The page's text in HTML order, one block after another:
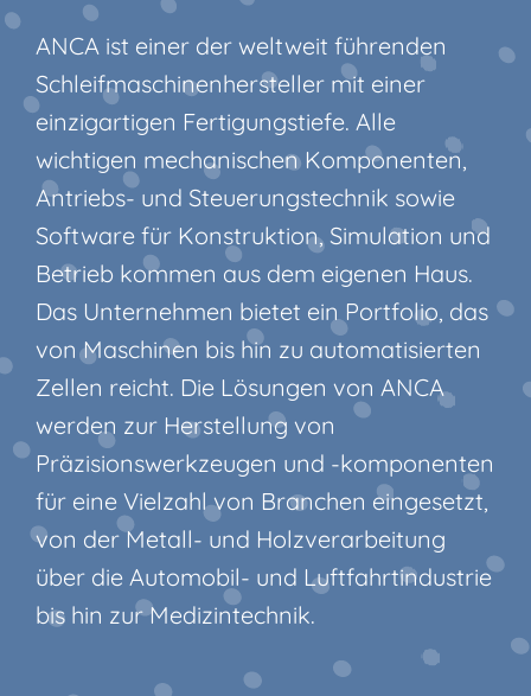
ANCA ist einer der weltweit führenden
Schleifmaschinenhersteller mit einer
einzigartigen Fertigungstiefe. Alle
wichtigen mechanischen Komponenten,
Antriebs- und Steuerungstechnik sowie
Software für Konstruktion, Simulation und
Betrieb kommen aus dem eigenen Haus.
Das Unternehmen bietet ein Portfolio, das
von Maschinen bis hin zu automatisierten
Zellen reicht. Die Lösungen von ANCA
werden zur Herstellung von
Präzisionswerkzeugen und -komponenten
für eine Vielzahl von Branchen eingesetzt,
von der Metall- und Holzverarbeitung
über die Automobil- und Luftfahrtindustrie
bis hin zur Medizintechnik.